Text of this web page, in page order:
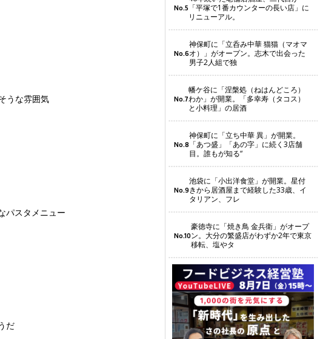
うな雰囲気
パスタメニュー
だ
No.5 「平塚で1番カウンターの長い店」に
リニューアル。
No.6
神保町に「立呑み中華 猫猫（マオマ
オ）」がオープン。志木で出会った
男子2人組で独
No.7
幡ケ谷に「涅槃処（ねはんどころ）
わか」が開業。「多幸寿（タコス）
と小料理」の居酒
No.8
神保町に「立ち中華 異」が開業。
「あつ盛」「あの字」に続く3店舗
目。誰もが知る“
No.9
池袋に「小出洋食堂」が開業。星付
きから居酒屋まで経験した33歳、イ
タリアン、フレ
No.10
豪徳寺に「焼き鳥 金兵衛」がオープ
ン。大分の繁盛店がわずか2年で東京
移転、塩やタ